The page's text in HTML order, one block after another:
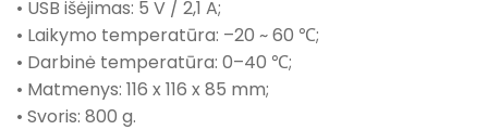
• USB išėjimas: 5 V / 2,1 A;
• Laikymo temperatūra: –20 ~ 60 ℃;
• Darbinė temperatūra: 0–40 ℃;
• Matmenys: 116 x 116 x 85 mm;
• Svoris: 800 g.